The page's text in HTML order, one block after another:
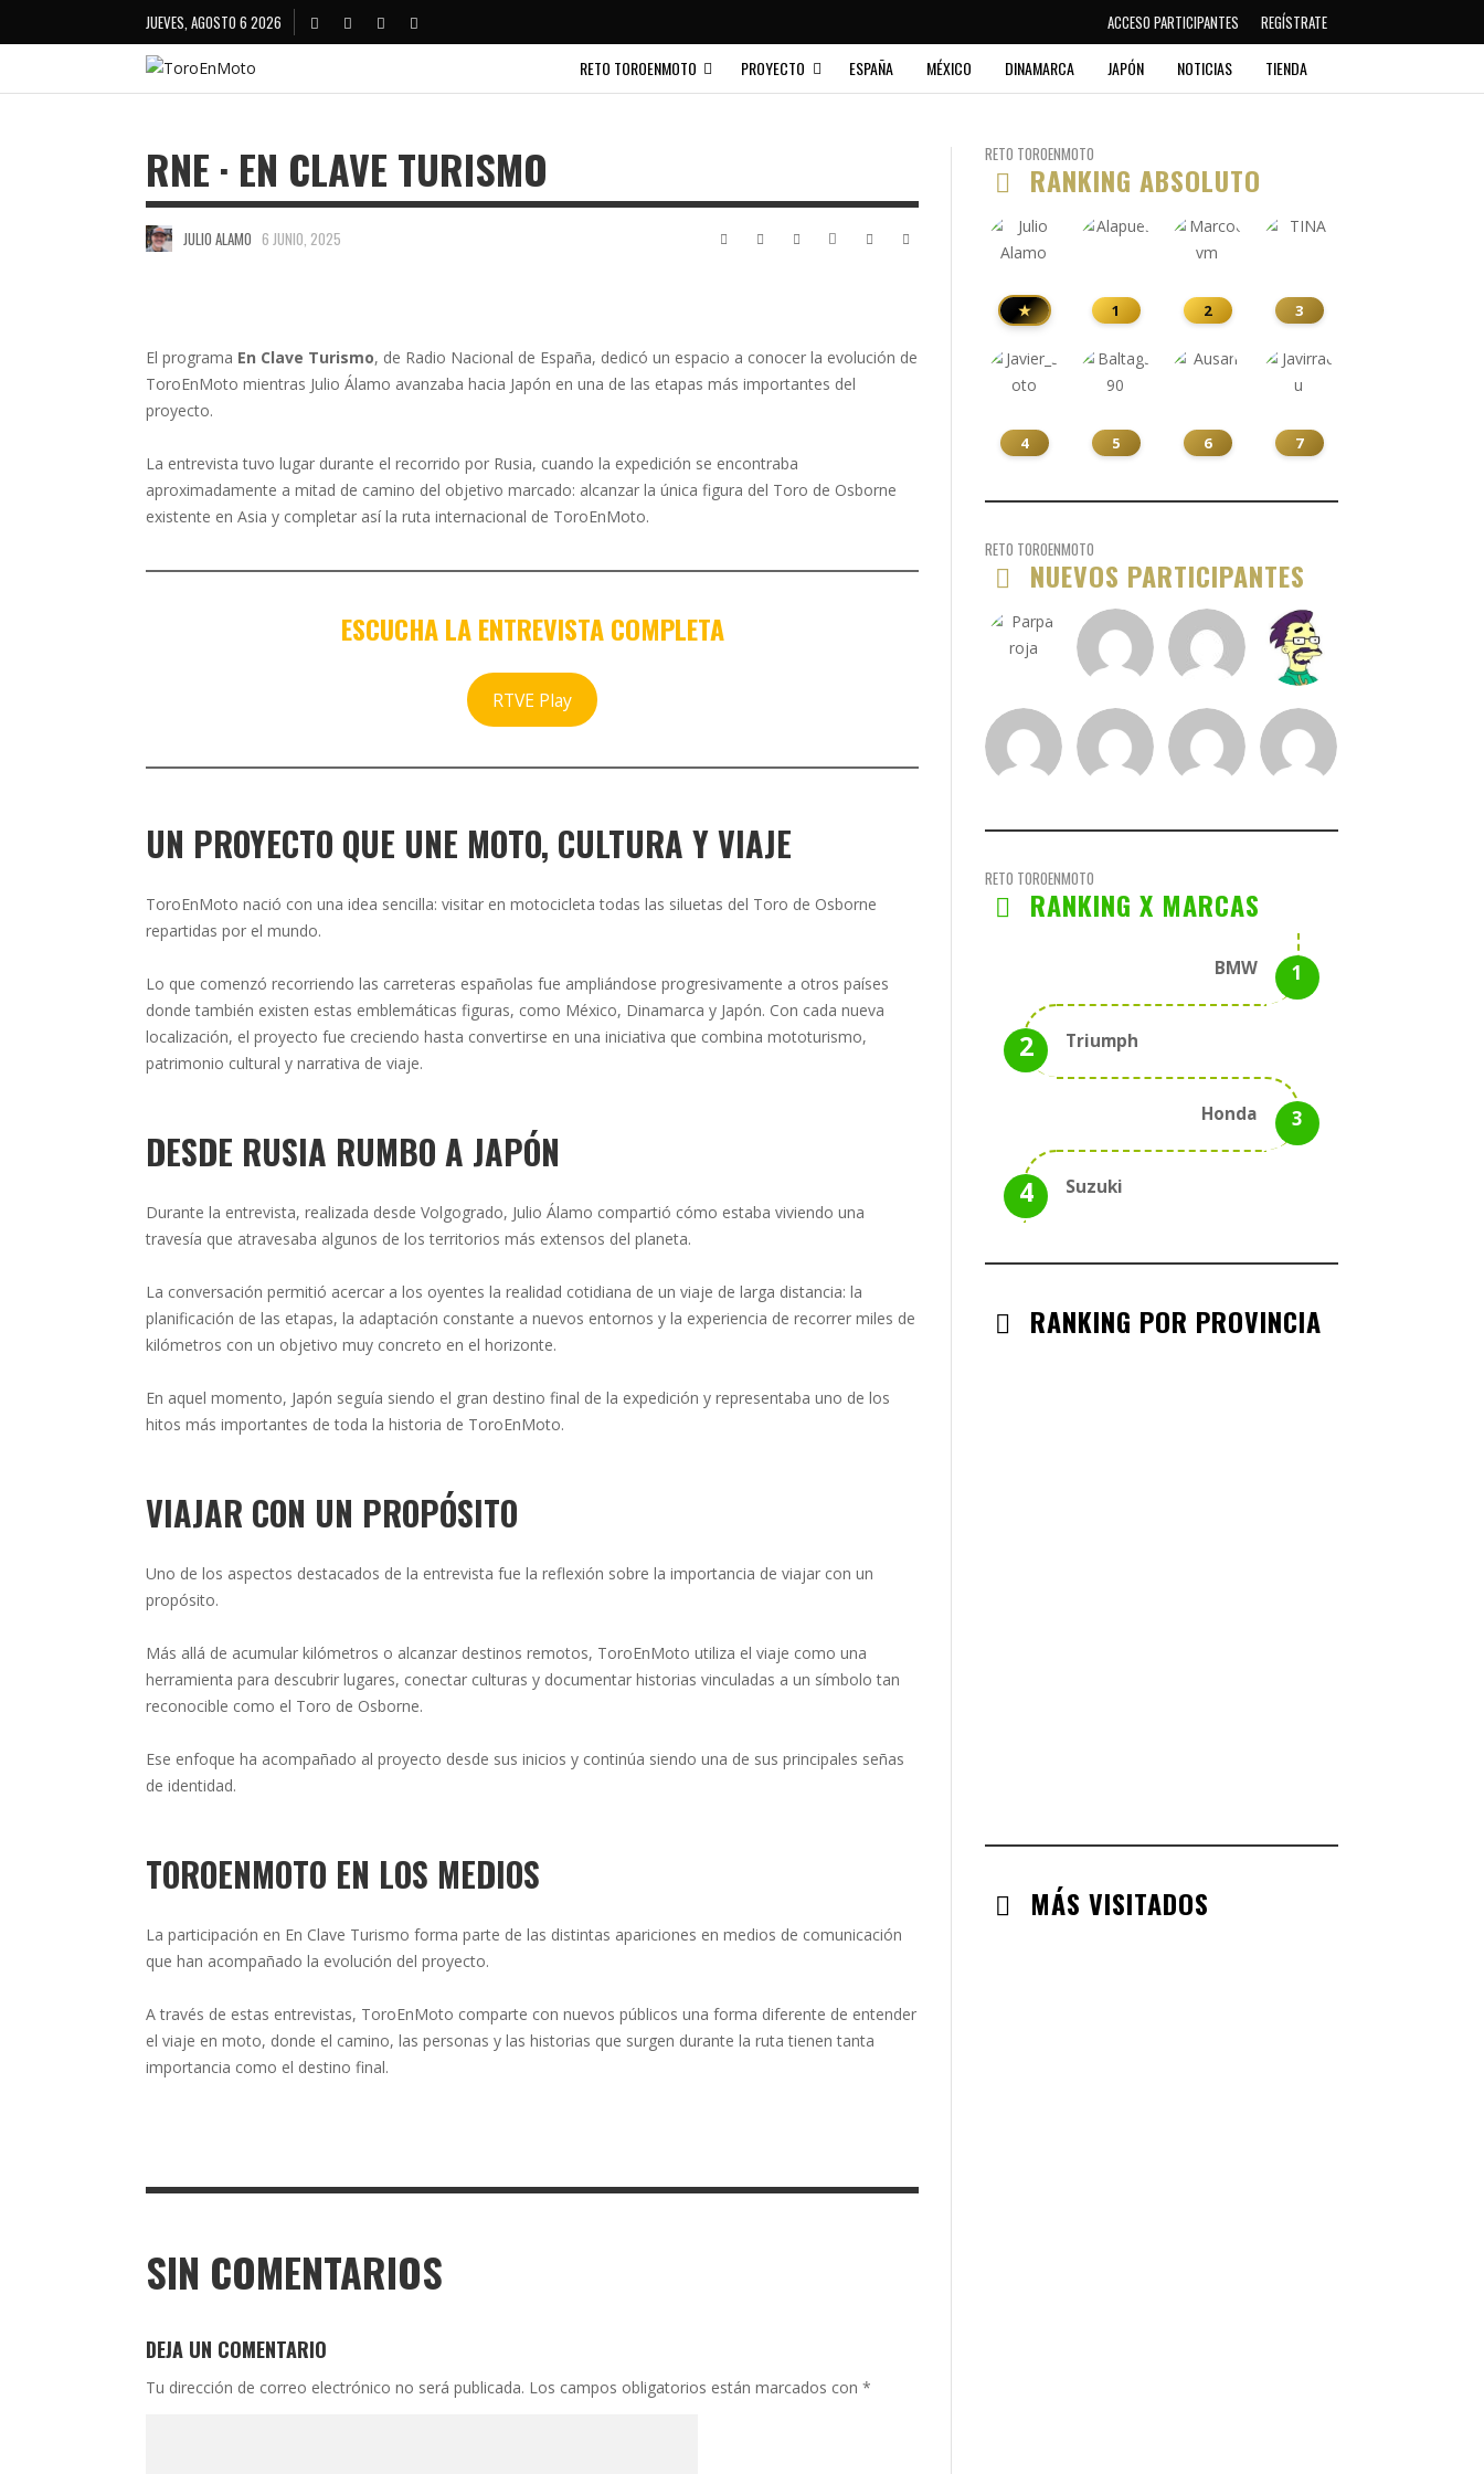
JUEVES, AGOSTO 6 2026 ACCESO PARTICIPANTES REGÍSTRATE
RETO TOROENMOTO PROYECTO ESPAÑA MÉXICO DINAMARCA JAPÓN NOTICIAS TIENDA
RNE · EN CLAVE TURISMO
JULIO ALAMO 6 JUNIO, 2025
El programa En Clave Turismo, de Radio Nacional de España, dedicó un espacio a conocer la evolución de
ToroEnMoto mientras Julio Álamo avanzaba hacia Japón en una de las etapas más importantes del
proyecto.
La entrevista tuvo lugar durante el recorrido por Rusia, cuando la expedición se encontraba
aproximadamente a mitad de camino del objetivo marcado: alcanzar la única figura del Toro de Osborne
existente en Asia y completar así la ruta internacional de ToroEnMoto.
ESCUCHA LA ENTREVISTA COMPLETA
RTVE Play
UN PROYECTO QUE UNE MOTO, CULTURA Y VIAJE
ToroEnMoto nació con una idea sencilla: visitar en motocicleta todas las siluetas del Toro de Osborne
repartidas por el mundo.
Lo que comenzó recorriendo las carreteras españolas fue ampliándose progresivamente a otros países
donde también existen estas emblemáticas figuras, como México, Dinamarca y Japón. Con cada nueva
localización, el proyecto fue creciendo hasta convertirse en una iniciativa que combina mototurismo,
patrimonio cultural y narrativa de viaje.
DESDE RUSIA RUMBO A JAPÓN
Durante la entrevista, realizada desde Volgogrado, Julio Álamo compartió cómo estaba viviendo una
travesía que atravesaba algunos de los territorios más extensos del planeta.
La conversación permitió acercar a los oyentes la realidad cotidiana de un viaje de larga distancia: la
planificación de las etapas, la adaptación constante a nuevos entornos y la experiencia de recorrer miles de
kilómetros con un objetivo muy concreto en el horizonte.
En aquel momento, Japón seguía siendo el gran destino final de la expedición y representaba uno de los
hitos más importantes de toda la historia de ToroEnMoto.
VIAJAR CON UN PROPÓSITO
Uno de los aspectos destacados de la entrevista fue la reflexión sobre la importancia de viajar con un
propósito.
Más allá de acumular kilómetros o alcanzar destinos remotos, ToroEnMoto utiliza el viaje como una
herramienta para descubrir lugares, conectar culturas y documentar historias vinculadas a un símbolo tan
reconocible como el Toro de Osborne.
Ese enfoque ha acompañado al proyecto desde sus inicios y continúa siendo una de sus principales señas
de identidad.
TOROENMOTO EN LOS MEDIOS
La participación en En Clave Turismo forma parte de las distintas apariciones en medios de comunicación
que han acompañado la evolución del proyecto.
A través de estas entrevistas, ToroEnMoto comparte con nuevos públicos una forma diferente de entender
el viaje en moto, donde el camino, las personas y las historias que surgen durante la ruta tienen tanta
importancia como el destino final.
SIN COMENTARIOS
DEJA UN COMENTARIO
Tu dirección de correo electrónico no será publicada. Los campos obligatorios están marcados con *
RETO TOROENMOTO
RANKING ABSOLUTO
★ 1 2 3
4 5 6 7
RETO TOROENMOTO
NUEVOS PARTICIPANTES
RETO TOROENMOTO
RANKING X MARCAS
BMW
Triumph
Honda
Suzuki
RANKING POR PROVINCIA
MÁS VISITADOS